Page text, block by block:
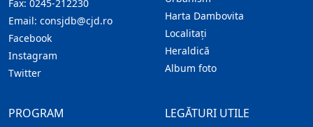
Fax: 0245-212230
Email: consjdb@cjd.ro
Facebook
Instagram
Twitter
Harta Dambovita
Localitaţi
Heraldică
Album foto
LEGĂTURI UTILE
PROGRAM